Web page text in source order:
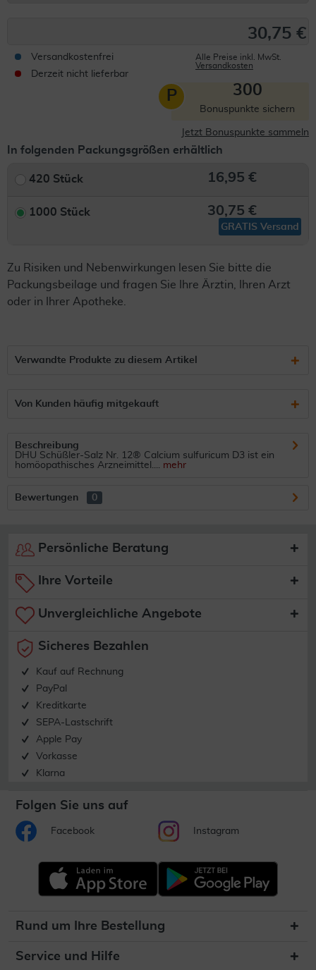
30,75 €
Versandkostenfrei
Derzeit nicht lieferbar
Alle Preise inkl. MwSt.
Versandkosten
P 300
Bonuspunkte sichern
Jetzt Bonuspunkte sammeln
In folgenden Packungsgrößen erhältlich
420 Stück 16,95 €
1000 Stück 30,75 €
GRATIS Versand
Zu Risiken und Nebenwirkungen lesen Sie bitte die
Packungsbeilage und fragen Sie Ihre Ärztin, Ihren Arzt
oder in Ihrer Apotheke.
Verwandte Produkte zu diesem Artikel
Von Kunden häufig mitgekauft
Beschreibung
DHU Schüßler-Salz Nr. 12® Calcium sulfuricum D3 ist ein
homöopathisches Arzneimittel.... mehr
Bewertungen 0
Persönliche Beratung
Ihre Vorteile
Unvergleichliche Angebote
Sicheres Bezahlen
Kauf auf Rechnung
PayPal
Kreditkarte
SEPA-Lastschrift
Apple Pay
Vorkasse
Klarna
Folgen Sie uns auf
Facebook Instagram
Rund um Ihre Bestellung
Service und Hilfe